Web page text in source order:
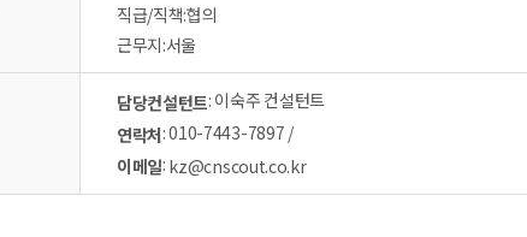
직급/직책:협의
근무지:서울
담당컨설턴트: 이숙주 컨설턴트
연락처: 010-7443-7897 /
이메일: kz@cnscout.co.kr